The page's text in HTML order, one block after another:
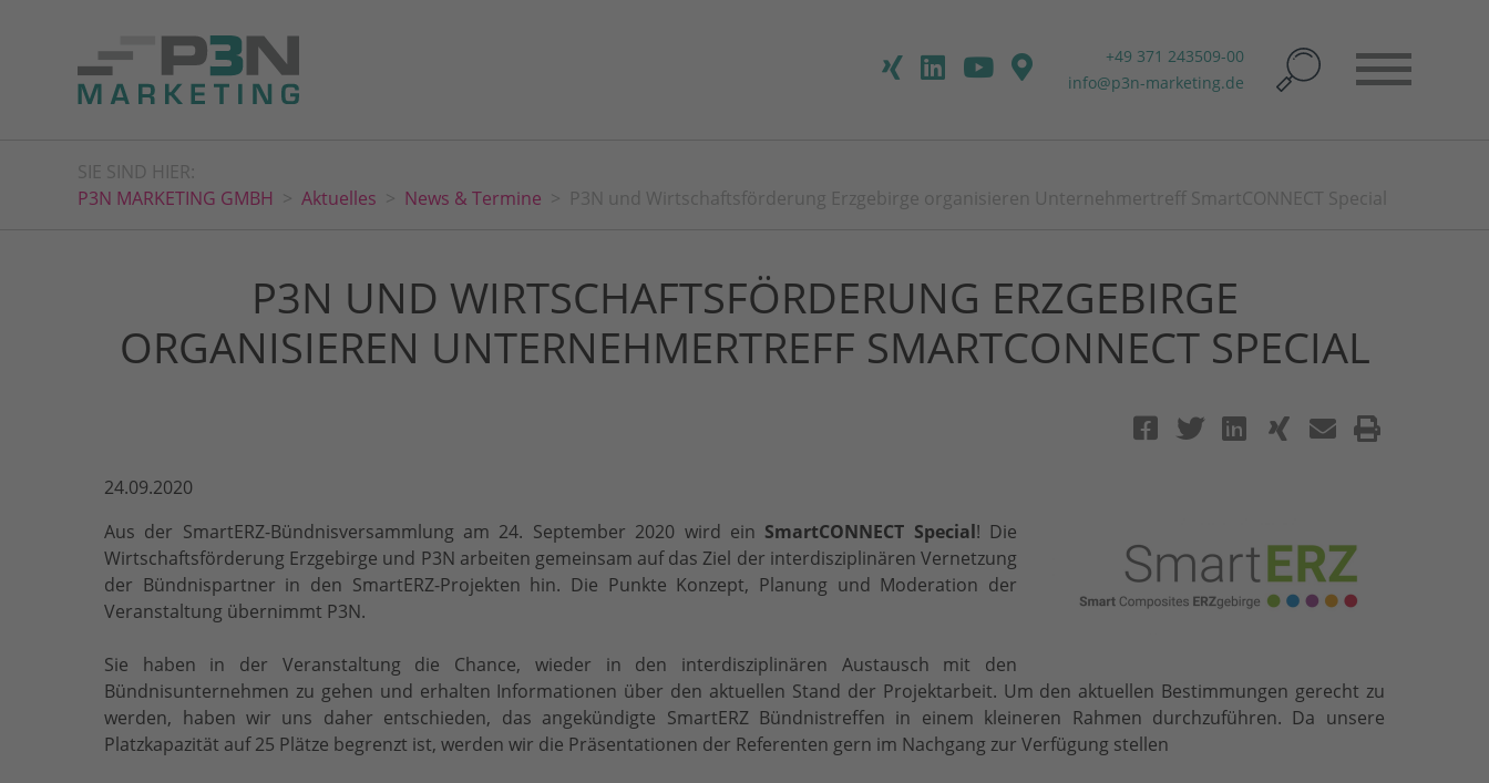
+49 371 243509-00
info@p3n-marketing.de
SIE SIND HIER:
P3N MARKETING GMBH
Aktuelles News & Termine P3N und Wirtschaftsförderung Erzgebirge organisieren Unternehmertreff SmartCONNECT Special
P3N UND WIRTSCHAFTSFÖRDERUNG ERZGEBIRGE
ORGANISIEREN UNTERNEHMERTREFF SMARTCONNECT SPECIAL
24.09.2020
Aus der SmartERZ-Bündnisversammlung am 24. September 2020 wird ein SmartCONNECT Special! Die
Wirtschaftsförderung Erzgebirge und P3N arbeiten gemeinsam auf das Ziel der interdisziplinären Vernetzung
der Bündnispartner in den SmartERZ-Projekten hin. Die Punkte Konzept, Planung und Moderation der
Veranstaltung übernimmt P3N.
Sie haben in der Veranstaltung die Chance, wieder in den interdisziplinären Austausch mit den
Bündnisunternehmen zu gehen und erhalten Informationen über den aktuellen Stand der Projektarbeit. Um den aktuellen Bestimmungen gerecht zu
werden, haben wir uns daher entschieden, das angekündigte SmartERZ Bündnistreffen in einem kleineren Rahmen durchzuführen. Da unsere
Platzkapazität auf 25 Plätze begrenzt ist, werden wir die Präsentationen der Referenten gern im Nachgang zur Verfügung stellen